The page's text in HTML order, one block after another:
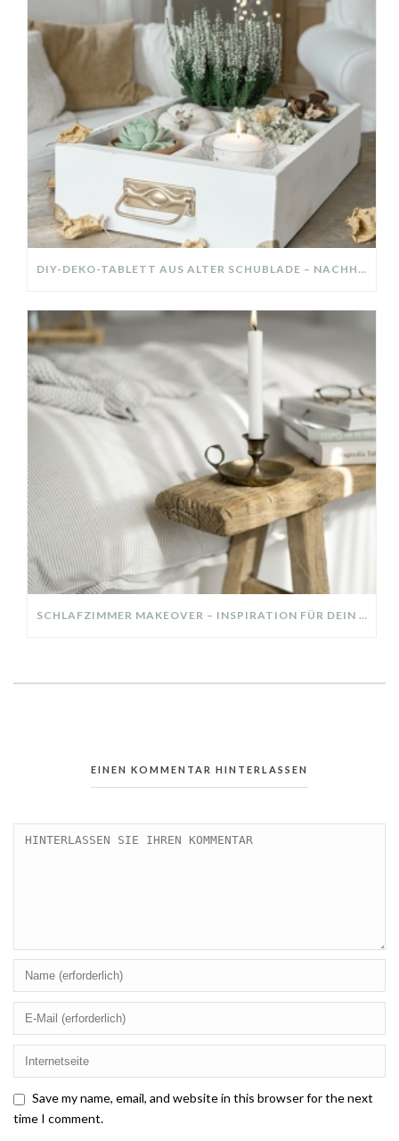
DIY-DEKO-TABLETT AUS ALTER SCHUBLADE – NACHHALTIGE HERBSTDEKO SELBER MACHEN!
SCHLAFZIMMER MAKEOVER – INSPIRATION FÜR DEIN SCHLAFZIMMER: AUS ALT MACH NEU – HELL, GEMÜTLICH UND EINLADEND
EINEN KOMMENTAR HINTERLASSEN
Save my name, email, and website in this browser for the next
time I comment.